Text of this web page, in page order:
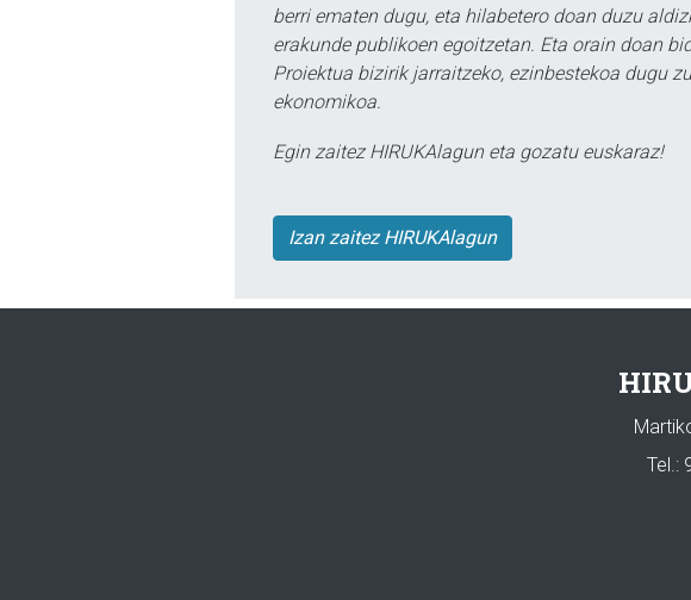
berri ematen dugu, eta hilabetero doan duzu
erakunde publikoen egoitzetan. Eta orain doan
Proiektua bizirik jarraitzeko, ezinbestekoa dugu
ekonomikoa.
Egin zaitez HIRUKAlagun eta gozatu euskaraz!
Izan zaitez HIRUKAlagun
Tel.: